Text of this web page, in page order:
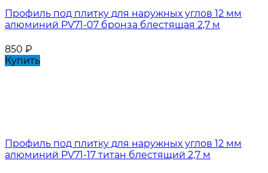
Профиль под плитку для наружных углов 12 мм
алюминий PV71-07 бронза блестящая 2,7 м
850 ₽
Купить
Профиль под плитку для наружных углов 12 мм
алюминий PV71-17 титан блестящий 2,7 м